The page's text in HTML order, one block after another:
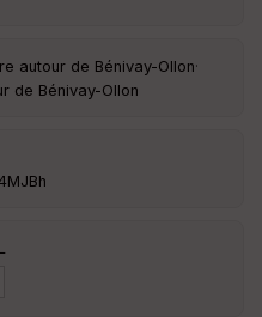
autour de Bénivay-Ollon·
de Bénivay-Ollon